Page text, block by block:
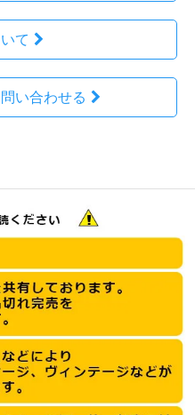
て
い合わせる